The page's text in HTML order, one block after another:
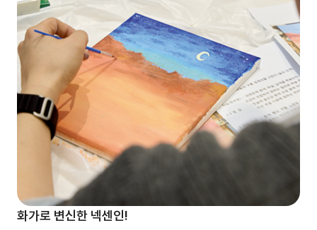
화가로 변신한 넥센인!